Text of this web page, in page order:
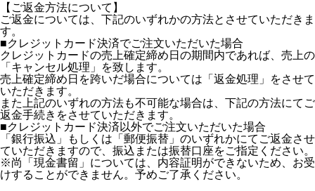
【ご返金方法について】
ご返金については、下記のいずれかの方法とさせていただきま
す。
■クレジットカード決済でご注文いただいた場合
クレジットカードの売上確定締め日の期間内であれば、売上の
「キャンセル処理」を致します。
売上確定締め日を跨いだ場合については「返金処理」をさせて
いただきます。
また上記のいずれの方法も不可能な場合は、下記の方法にてご
返金手続きをさせていただきます。
■クレジットカード決済以外でご注文いただいた場合
「銀行振込」もしくは「郵便振替」のいずれかにてご返金させ
ていただきますので、振込または振替口座をご指定ください。
※尚「現金書留」については、内容証明ができないため、お受
けすることができません。予めご了承ください。